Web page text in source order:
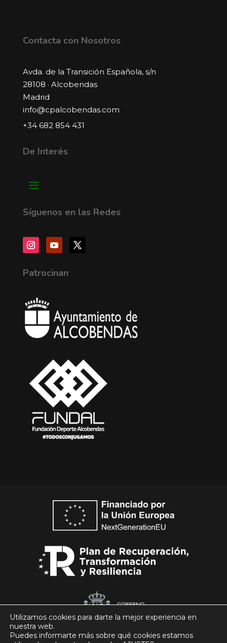
Contacta con Nosotros
Avda. de la Transición Española, s/n
28108 · Alcobendas
Madrid
info@cpalcobendas.com
+34 682 854 431
De Interés
Síguenos en las Redes
Patrocinan
Utilizamos cookies para darte la mejor experiencia en
nuestra web.
Puedes informarte más sobre qué cookies estamos